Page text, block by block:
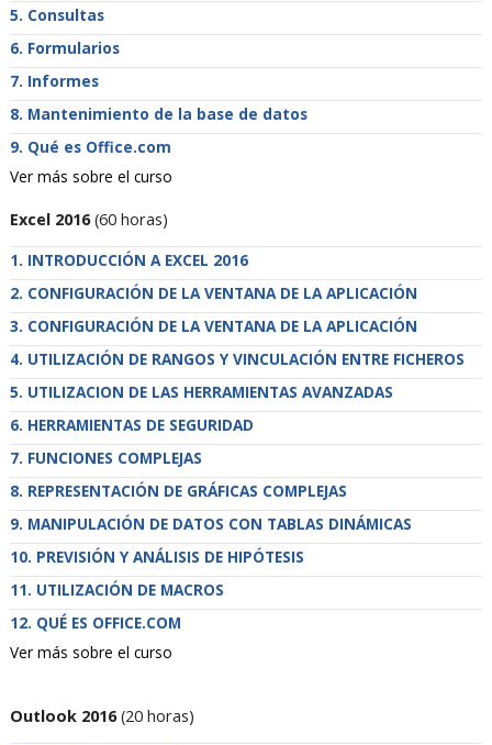
Consultas
Formularios
Informes
Mantenimiento de la base de datos
Qué es Office.com
Ver más sobre el curso
Excel 2016(60 horas)
INTRODUCCIÓN A EXCEL 2016
CONFIGURACIÓN DE LA VENTANA DE LA APLICACIÓN
CONFIGURACIÓN DE LA VENTANA DE LA APLICACIÓN
UTILIZACIÓN DE RANGOS Y VINCULACIÓN ENTRE FICHEROS
UTILIZACION DE LAS HERRAMIENTAS AVANZADAS
HERRAMIENTAS DE SEGURIDAD
FUNCIONES COMPLEJAS
REPRESENTACIÓN DE GRÁFICAS COMPLEJAS
MANIPULACIÓN DE DATOS CON TABLAS DINÁMICAS
PREVISIÓN Y ANÁLISIS DE HIPÓTESIS
UTILIZACIÓN DE MACROS
QUÉ ES OFFICE.COM
Ver más sobre el curso
Outlook 2016(20 horas)